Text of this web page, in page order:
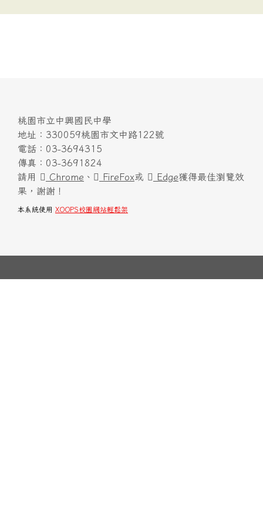
桃園市立中興國民中學
地址：330059桃園市文中路122號
電話：03-3694315
傳真：03-3691824
請用
Chrome 、 FireFox或 Edge獲得最佳瀏覽效
果，謝謝！
本系統使用 XOOPS校園網站輕鬆架